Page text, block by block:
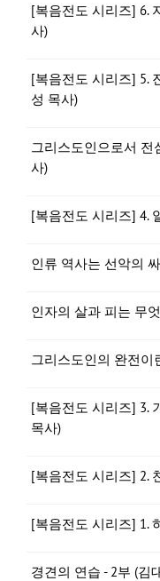
[복음전도 시리즈] 6.
사)
[복음전도 시리즈] 5.
성 목사)
그리스도인으로서 전
사)
[복음전도 시리즈] 4.
인류 역사는 선악의
인자의 살과 피는 무
그리스도인의 완전이
[복음전도 시리즈] 3.
목사)
[복음전도 시리즈] 2.
[복음전도 시리즈] 1.
경견의 연습 - 2부 (김